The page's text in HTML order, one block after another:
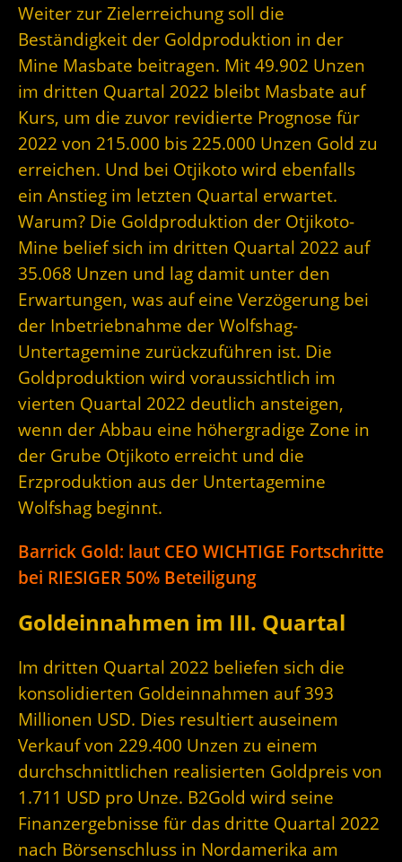
Weiter zur Zielerreichung soll die
Beständigkeit der Goldproduktion in der
Mine Masbate beitragen. Mit 49.902 Unzen
im dritten Quartal 2022 bleibt Masbate auf
Kurs, um die zuvor revidierte Prognose für
2022 von 215.000 bis 225.000 Unzen Gold zu
erreichen. Und bei Otjikoto wird ebenfalls
ein Anstieg im letzten Quartal erwartet.
Warum? Die Goldproduktion der Otjikoto-
Mine belief sich im dritten Quartal 2022 auf
35.068 Unzen und lag damit unter den
Erwartungen, was auf eine Verzögerung bei
der Inbetriebnahme der Wolfshag-
Untertagemine zurückzuführen ist. Die
Goldproduktion wird voraussichtlich im
vierten Quartal 2022 deutlich ansteigen,
wenn der Abbau eine höhergradige Zone in
der Grube Otjikoto erreicht und die
Erzproduktion aus der Untertagemine
Wolfshag beginnt.
Barrick Gold: laut CEO WICHTIGE Fortschritte
bei RIESIGER 50% Beteiligung
Goldeinnahmen im III. Quartal
Im dritten Quartal 2022 beliefen sich die
konsolidierten Goldeinnahmen auf 393
Millionen USD. Dies resultiert auseinem
Verkauf von 229.400 Unzen zu einem
durchschnittlichen realisierten Goldpreis von
1.711 USD pro Unze. B2Gold wird seine
Finanzergebnisse für das dritte Quartal 2022
nach Börsenschluss in Nordamerika am